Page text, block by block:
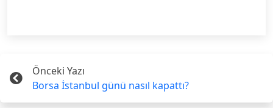
Önceki Yazı
Borsa İstanbul günü nasıl kapattı?